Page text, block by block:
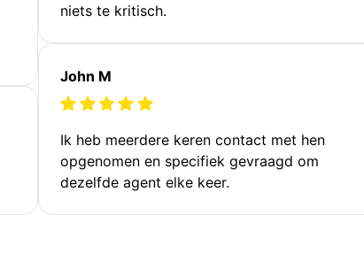
niets te kritisch.
John M
Ik heb meerdere keren contact met hen
opgenomen en specifiek gevraagd om
dezelfde agent elke keer.